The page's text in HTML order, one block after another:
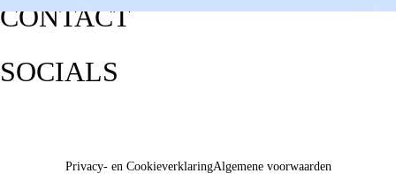
CONTACT
SOCIALS
Privacy- en CookieverklaringAlgemene voorwaarden